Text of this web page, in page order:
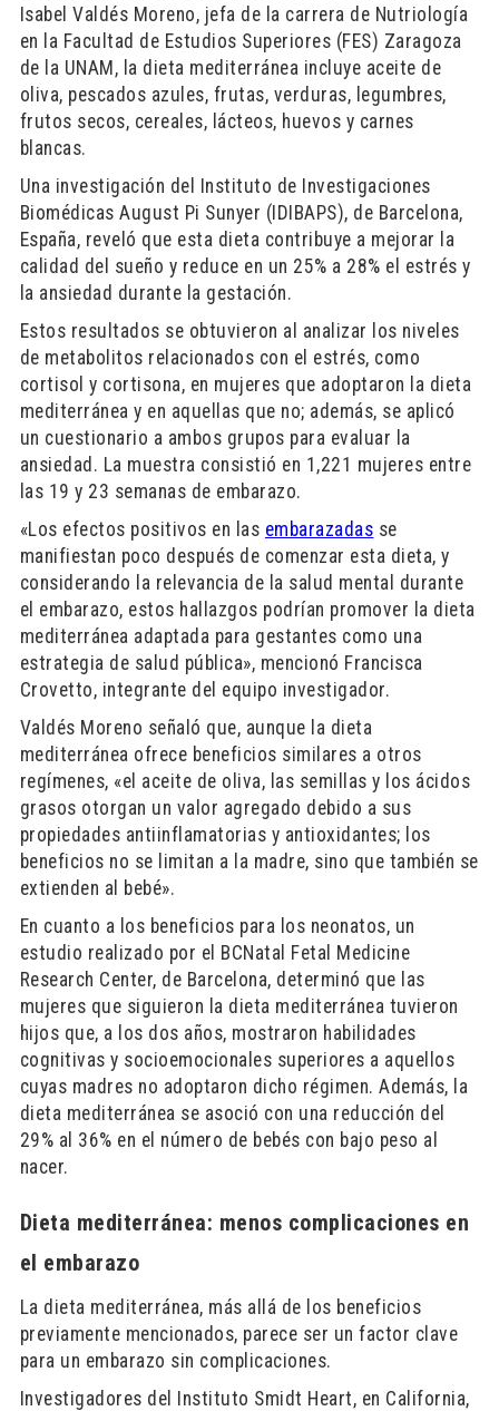
Isabel Valdés Moreno, jefa de la carrera de Nutriología
en la Facultad de Estudios Superiores (FES) Zaragoza
de la UNAM, la dieta mediterránea incluye aceite de
oliva, pescados azules, frutas, verduras, legumbres,
frutos secos, cereales, lácteos, huevos y carnes
blancas.
Una investigación del Instituto de Investigaciones
Biomédicas August Pi Sunyer (IDIBAPS), de Barcelona,
España, reveló que esta dieta contribuye a mejorar la
calidad del sueño y reduce en un 25% a 28% el estrés y
la ansiedad durante la gestación.
Estos resultados se obtuvieron al analizar los niveles
de metabolitos relacionados con el estrés, como
cortisol y cortisona, en mujeres que adoptaron la dieta
mediterránea y en aquellas que no; además, se aplicó
un cuestionario a ambos grupos para evaluar la
ansiedad. La muestra consistió en 1,221 mujeres entre
las 19 y 23 semanas de embarazo.
«Los efectos positivos en las embarazadas se
manifiestan poco después de comenzar esta dieta, y
considerando la relevancia de la salud mental durante
el embarazo, estos hallazgos podrían promover la dieta
mediterránea adaptada para gestantes como una
estrategia de salud pública», mencionó Francisca
Crovetto, integrante del equipo investigador.
Valdés Moreno señaló que, aunque la dieta
mediterránea ofrece beneficios similares a otros
regímenes, «el aceite de oliva, las semillas y los ácidos
grasos otorgan un valor agregado debido a sus
propiedades antiinflamatorias y antioxidantes; los
beneficios no se limitan a la madre, sino que también se
extienden al bebé».
En cuanto a los beneficios para los neonatos, un
estudio realizado por el BCNatal Fetal Medicine
Research Center, de Barcelona, determinó que las
mujeres que siguieron la dieta mediterránea tuvieron
hijos que, a los dos años, mostraron habilidades
cognitivas y socioemocionales superiores a aquellos
cuyas madres no adoptaron dicho régimen. Además, la
dieta mediterránea se asoció con una reducción del
29% al 36% en el número de bebés con bajo peso al
nacer.
Dieta mediterránea: menos complicaciones en
el embarazo
La dieta mediterránea, más allá de los beneficios
previamente mencionados, parece ser un factor clave
para un embarazo sin complicaciones.
Investigadores del Instituto Smidt Heart, en California,